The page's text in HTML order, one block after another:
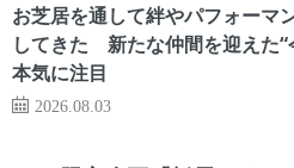
お芝居を通して絆やパフォーマ
してきた 新たな仲間を迎えた“
本気に注目
2026.08.03